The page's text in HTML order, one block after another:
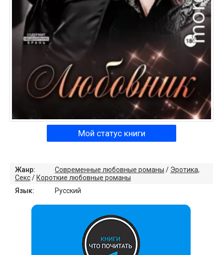
Мой статус книги
Жанр: Современные любовные романы / Эротика,
Секс/ Короткие любовные романы
Язык:
Русский